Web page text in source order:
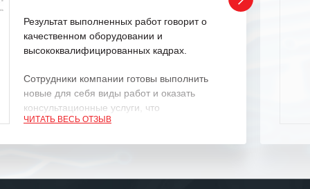
Результат выполненных работ говорит о
качественном оборудовании и
высококвалифицированных кадрах.
Сотрудники компании готовы выполнить
новые для себя виды работ и оказать
консультационные услуги, что
характеризует их как профессионалов
ответственного и надежного поставщика
ЧИТАТЬ ВЕСЬ ОТЗЫВ